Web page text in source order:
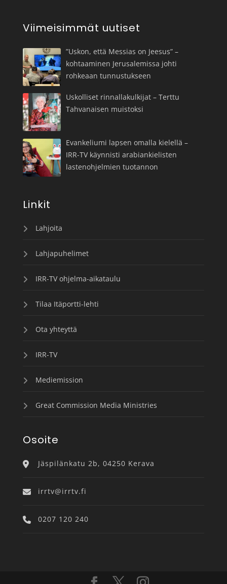
Viimeisimmät uutiset
”Uskon, että Messias on Jeesus” –
kohtaaminen Jerusalemissa johti
rohkeaan tunnustukseen
Uskolliset rinnallakulkijat – Terttu
Tahvanaisen muistoksi
Evankeliumi lapsen omalla kielellä –
IRR-TV käynnisti arabiankielisten
lastenohjelmien tuotannon
Linkit
Lahjoita
Lahjapuhelimet
IRR-TV ohjelma-aikataulu
Tilaa Itäportti-lehti
Ota yhteyttä
IRR-TV
Mediemission
Great Commission Media Ministries
Osoite
Jäspilänkatu 2b, 04250 Kerava
irrtv@irrtv.fi
0207 120 240